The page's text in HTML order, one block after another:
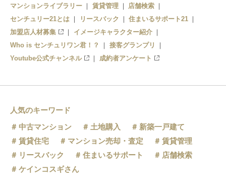
マンションライブラリー
賃貸管理
店舗検索
センチュリー21とは
リースバック
住まいるサポート21
加盟店人材募集
イメージキャラクター紹介
Who is センチュリワン君！？
接客グランプリ
Youtube公式チャンネル
成約者アンケート
人気のキーワード
中古マンション
土地購入
新築一戸建て
賃貸住宅
マンション売却・査定
賃貸管理
リースバック
住まいるサポート
店舗検索
ケインコスギさん